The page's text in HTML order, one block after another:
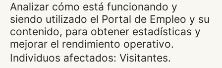
Analizar cómo está funcionando y
siendo utilizado el Portal de Empleo y su
contenido, para obtener estadísticas y
mejorar el rendimiento operativo.
Individuos afectados: Visitantes.